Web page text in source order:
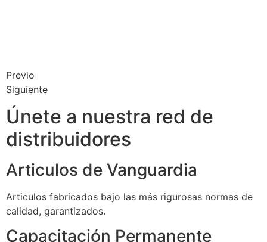
Previo
Siguiente
Únete a nuestra red de
distribuidores
Articulos de Vanguardia
Articulos fabricados bajo las más rigurosas normas de
calidad, garantizados.
Capacitación Permanente